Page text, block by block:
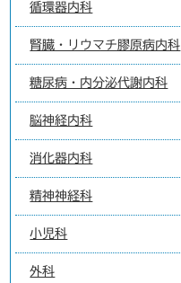
循環器内科
腎臓・リウマチ膠原病内科
糖尿病・内分泌代謝内科
脳神経内科
消化器内科
精神神経科
小児科
外科